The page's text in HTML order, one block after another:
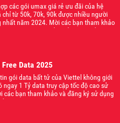
các gói umax giá rẻ ưu đãi của hệ
từ 50k, 70k, 90k được nhiều người
nhất năm 2024. Mời các bạn tham khảo
ngay gói cước đang làm mưa làm gió
nay nhé.
Data 2025
gói data bất tử của Viettel không giới
ngay 1 Tỷ data truy cập tốc độ cao sử
các bạn tham khảo và đăng ký sử dụng